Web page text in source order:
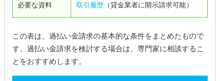
必要な資料 取引履歴（貸金業者に開示請求可能）
この表は、過払い金請求の基本的な条件をまとめたもので
す。過払い金請求を検討する場合は、専門家に相談するこ
とをおすすめします。